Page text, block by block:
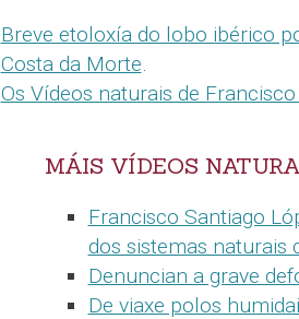
Breve etoloxía do lobo ibérico
Costa da Morte.
Os Vídeos naturais de
MÁIS VÍDEOS
Francisco Santiago
dos sistemas naturais
Denuncian a grave
De viaxe polos